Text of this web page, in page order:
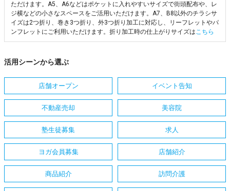
ただけます。A5、A6などはポケットに入れやすいサイズで街頭配布や、レ
ジ横などの小さなスペースをご活用いただけます。A7、B8以外のチラシサ
イズは2つ折り、巻き3つ折り、外3つ折り加工に対応し、リーフレットやパ
ンフレットにご利用いただけます。折り加工時の仕上がりサイズはこちら
活用シーンから選ぶ
店舗オープン イベント告知
不動産売却 美容院
塾生徒募集 求人
ヨガ会員募集 店舗紹介
商品紹介 訪問介護